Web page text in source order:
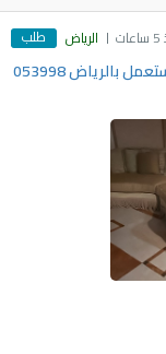
الرياض طلب
توصيل الجمعية الخيرية تاخذ الاثاث المستعمل بالرياض ‎053998